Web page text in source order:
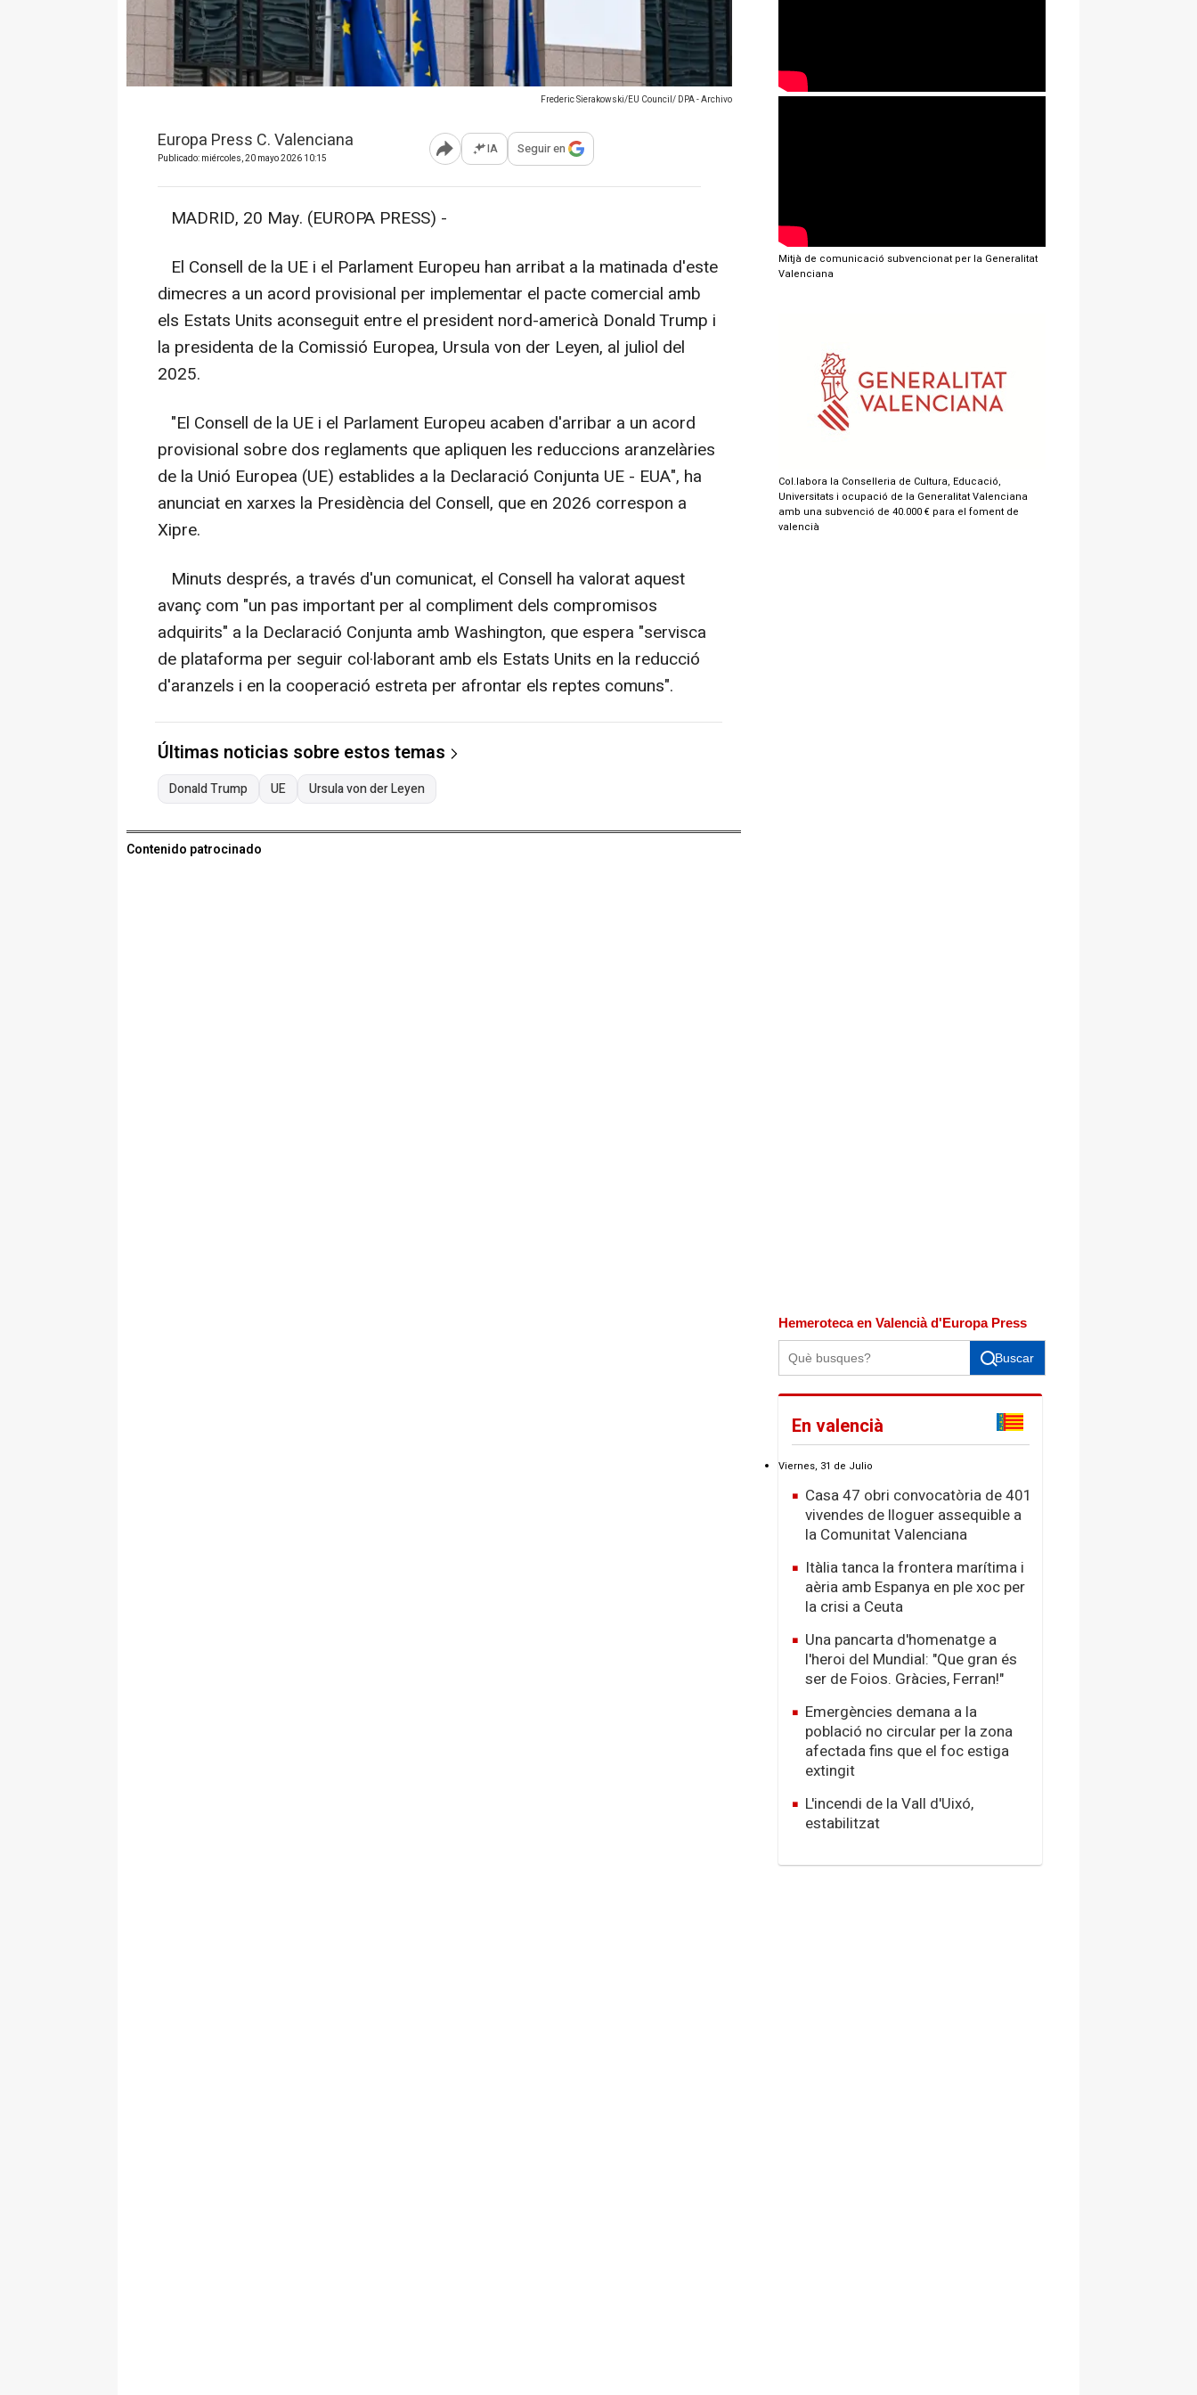
Frederic Sierakowski/EU Council/ DPA - Archivo
Europa Press C. Valenciana
Publicado: miércoles, 20 mayo 2026 10:15 Abrir opciones para compartir
IA Seguir en
MADRID, 20 May. (EUROPA PRESS) -
El Consell de la UE i el Parlament Europeu han arribat a la matinada d'este
dimecres a un acord provisional per implementar el pacte comercial amb
els Estats Units aconseguit entre el president nord-americà Donald Trump i
la presidenta de la Comissió Europea, Ursula von der Leyen, al juliol del
2025.
"El Consell de la UE i el Parlament Europeu acaben d'arribar a un acord
provisional sobre dos reglaments que apliquen les reduccions aranzelàries
de la Unió Europea (UE) establides a la Declaració Conjunta UE - EUA", ha
anunciat en xarxes la Presidència del Consell, que en 2026 correspon a
Xipre.
Minuts després, a través d'un comunicat, el Consell ha valorat aquest
avanç com "un pas important per al compliment dels compromisos
adquirits" a la Declaració Conjunta amb Washington, que espera "servisca
de plataforma per seguir col·laborant amb els Estats Units en la reducció
d'aranzels i en la cooperació estreta per afrontar els reptes comuns".
Últimas noticias sobre estos temas
Donald Trump UE Ursula von der Leyen
Contenido patrocinado
Mitjà de comunicació subvencionat per la Generalitat
Valenciana
Col.labora la Conselleria de Cultura, Educació,
Universitats i ocupació de la Generalitat Valenciana
amb una subvenció de 40.000 € para el foment de
valencià
Hemeroteca en Valencià d'Europa Press
Buscar
En valencià
Viernes, 31 de Julio
Casa 47 obri convocatòria de 401
vivendes de lloguer assequible a
la Comunitat Valenciana
Itàlia tanca la frontera marítima i
aèria amb Espanya en ple xoc per
la crisi a Ceuta
Una pancarta d'homenatge a
l'heroi del Mundial: "Que gran és
ser de Foios. Gràcies, Ferran!"
Emergències demana a la
població no circular per la zona
afectada fins que el foc estiga
extingit
L'incendi de la Vall d'Uixó,
estabilitzat